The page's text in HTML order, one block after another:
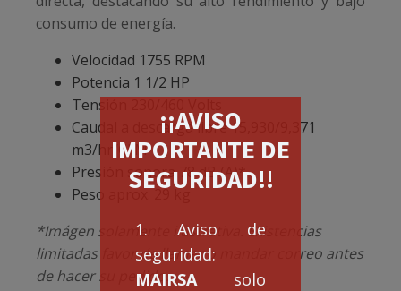
¡¡AVISO
IMPORTANTE DE
SEGURIDAD!!
1. Aviso de
seguridad:
MAIRSAsolo
consumo de energía.
Velocidad 1755 RPM
Potencia 1 1/2 HP
Tensión 230/460 Volts
Caudal a descarga libre 15,930/9,371
m3/hr/CFM
Presión sonora 78 dB (A)*
Peso aprox. 29 kg
*Imágen solamente ilustrativa. Existencias
limitadas favor de llamar o mandar correo antes
de hacer su pedido.